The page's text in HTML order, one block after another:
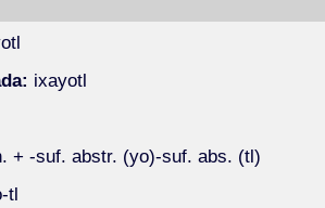
ixayotl
+ -suf. abstr. (yo)-suf. abs. (tl)
tl